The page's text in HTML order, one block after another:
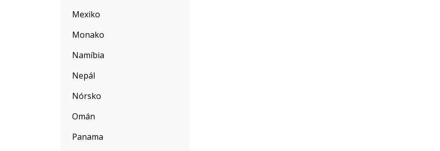
Mexiko
Monako
Namíbia
Nepál
Nórsko
Omán
Panama